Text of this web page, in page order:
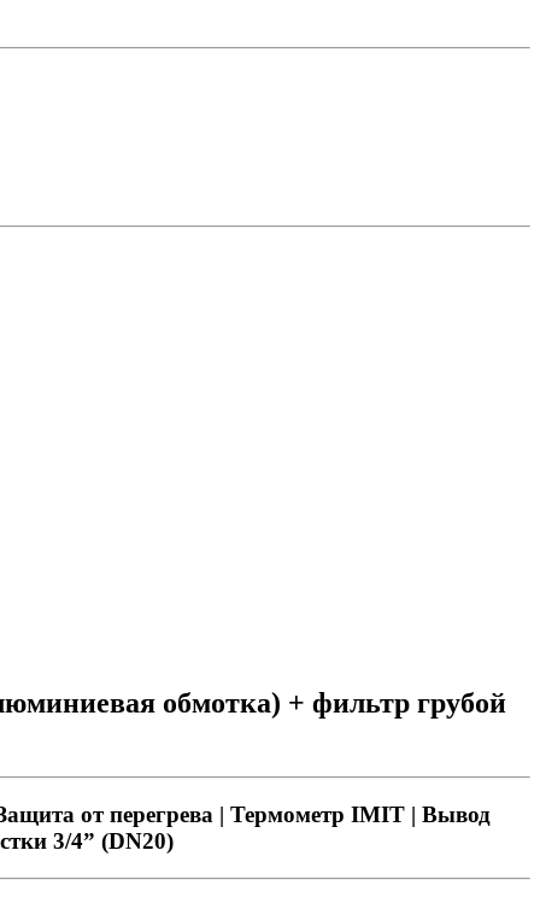
обмотка) + фильтр грубой
от перегрева | Термометр IMIT | Вывод
3/4” (DN20)